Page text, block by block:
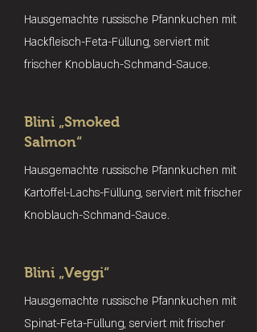
Hausgemachte russische Pfannkuchen mit
Hackfleisch-Feta-Füllung, serviert mit
frischer Knoblauch-Schmand-Sauce.
Blini „Smoked
Salmon“
Hausgemachte russische Pfannkuchen mit
Kartoffel-Lachs-Füllung, serviert mit frischer
Knoblauch-Schmand-Sauce.
Blini „Veggi“
Hausgemachte russische Pfannkuchen mit
Spinat-Feta-Füllung, serviert mit frischer